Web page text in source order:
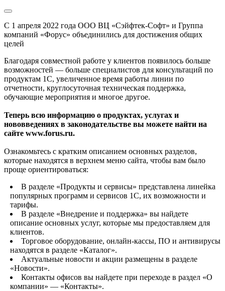
С 1 апреля 2022 года ООО ВЦ «Сэйфтек-Софт» и Группа
компаний «Форус» объединились для достижения общих
целей
Благодаря совместной работе у клиентов появилось больше
возможностей — больше специалистов для консультаций по
продуктам 1С, увеличенное время работы линии по
отчетности, круглосуточная техническая поддержка,
обучающие мероприятия и многое другое.
Теперь всю информацию о продуктах, услугах и
нововведениях в законодательстве вы можете найти на
сайте www.forus.ru.
Ознакомьтесь с кратким описанием основных разделов,
которые находятся в верхнем меню сайта, чтобы вам было
проще ориентироваться:
В разделе «Продукты и сервисы» представлена линейка
популярных программ и сервисов 1С, их возможности и
тарифы.
В разделе «Внедрение и поддержка» вы найдете
описание основных услуг, которые мы предоставляем для
клиентов.
Торговое оборудование, онлайн-кассы, ПО и антивирусы
находятся в разделе «Каталог».
Актуальные новости и акции размещены в разделе
«Новости».
Контакты офисов вы найдете при переходе в раздел «О
компании» — «Контакты».